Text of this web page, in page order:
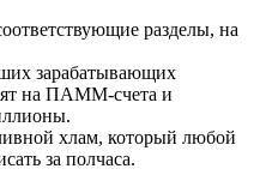
разделы, на
зарабатывающих
на ПАММ-счета и
хлам, который любой
за полчаса.